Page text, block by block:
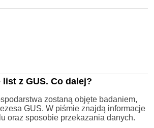
z GUS. Co dalej?
zostaną objęte badaniem,
GUS. W piśmie znajdą informacje
oraz sposobie przekazania danych.